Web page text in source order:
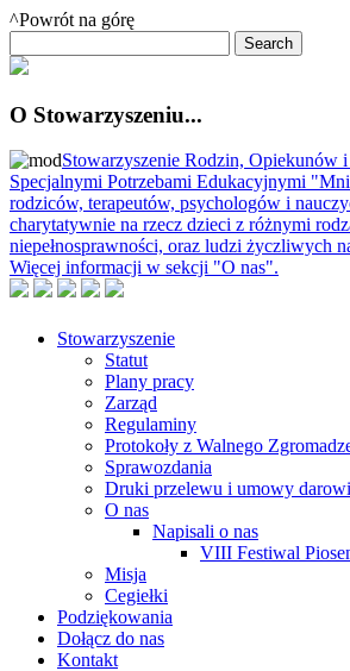
^Powrót na górę
O Stowarzyszeniu...
Stowarzyszenie Rodzin, Opiekunów
Specjalnymi Potrzebami Edukacyjnymi
rodziców, terapeutów, psychologów i
charytatywnie na rzecz dzieci z różnymi
niepełnosprawności, oraz ludzi życzliwych
Więcej informacji w sekcji "O nas".
Stowarzyszenie
Statut
Plany pracy
Zarząd
Regulaminy
Protokoły z Walnego
Sprawozdania
Druki przelewu i umowy
O nas
Napisali o nas
VIII Festiwal
Misja
Cegiełki
Podziękowania
Dołącz do nas
Kontakt